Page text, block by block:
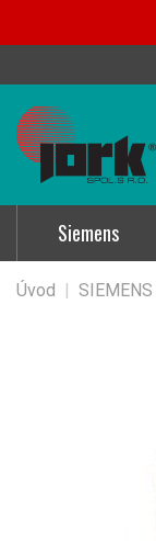
Siemens
Úvod | SIEMENS